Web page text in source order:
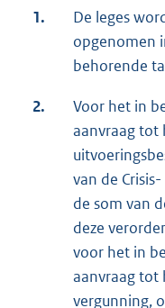
1.
De leges
opgenomen
behorende
2.
Voor het in
aanvraag tot
van de
de som van
deze
voor het in
aanvraag tot
vergunning,